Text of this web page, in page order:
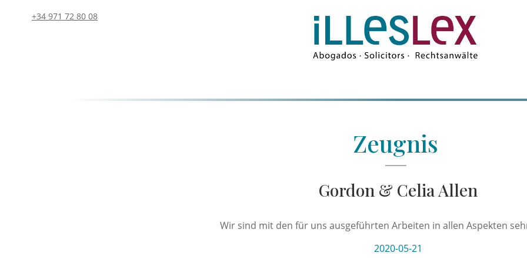
+34 971 72 80 08
Zeugnis
Gordon & Celia Allen
Wir sind mit den für uns ausgeführten Arbeiten in allen Aspekten
2020-05-21